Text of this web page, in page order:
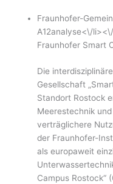
Fraunhofer-
A12analyse<\/
Fraunhofer Smart
Die
Gesellschaft
Standort Rostock
Meerestechnik
verträglichere
der Fraunhofer-
als europaweit
Campus Rostock“